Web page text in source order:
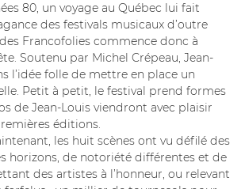
80, un voyage au Québec lui fait
des festivals musicaux d’outre
Francofolies commence donc à
Soutenu par Michel Crépeau, Jean-
l’idée folle de mettre en place un
Petit à petit, le festival prend formes
de Jean-Louis viendront avec plaisir
éditions.
les huit scènes ont vu défilé des
horizons, de notoriété différentes et de
des artistes à l’honneur, ou relevant